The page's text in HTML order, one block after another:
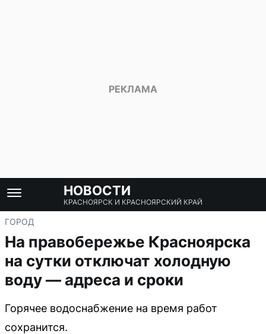
НОВОСТИ
КРАСНОЯРСК И КРАСНОЯРСКИЙ КРАЙ
ГОРОД
На правобережье Красноярска
на сутки отключат холодную
воду — адреса и сроки
Горячее водоснабжение на время работ
сохранится.